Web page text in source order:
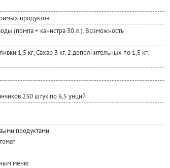
продуктов
(помпа + канистра 30 л.). Возможность
1,5 кг, Сахар 3 кг. 2 дополнительных по 1,5 кг.
230 штук по 6,5 унций
продуктами
меню